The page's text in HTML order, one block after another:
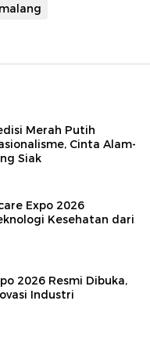
Merah Putih
Cinta Alam-
Siak
Expo 2026
Kesehatan dari
2026 Resmi Dibuka,
Industri